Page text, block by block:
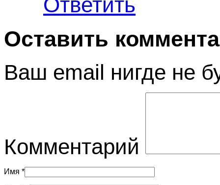
Ответить
Оставить
Ваш email нигде не
Комментарий
Имя *